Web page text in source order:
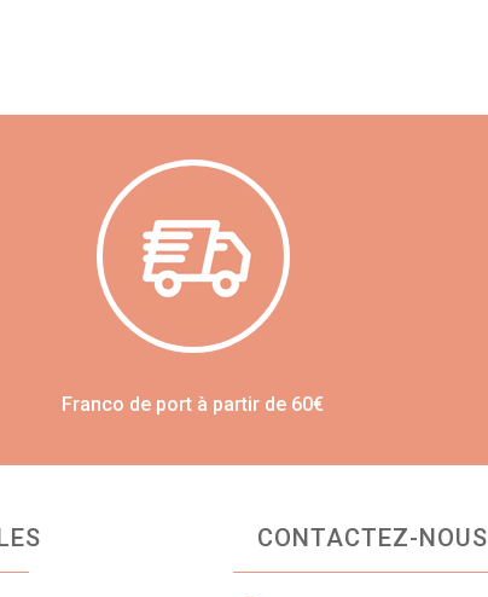
Franco de port à partir de 60€
CONTACTEZ-NOUS